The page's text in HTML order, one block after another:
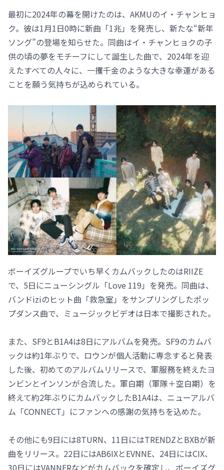
最初に2024年の幕を開けたのは、AKMUのイ・チャンヒョ
ク。彼は1月1日0時に新曲「1兆」を発売し、新たな“新年
ソング”の登場を知らせた。同曲はイ・チャンヒョクの子
供の頃の夢をモチーフにして誕生した曲で、2024年を迎
えたすべての人々に、一攫千金のような大きな幸運がある
ことを願う気持ちが込められている。
ボーイズグループでいち早くカムバックしたのはRIIZE
で、5日にニューシングル「Love 119」を発売。同曲は、
バンドiziのヒット曲「救急室」をサンプリングしたポッ
プダンス曲で、ミュージックビデオは日本で撮影された。
また、SF9とB1A4は8日にアルバムを発売。SF9のカムバ
ックは約1年ぶりで、ロウンが個人活動に専念すると発表
した後、初めてのアルバムリリースで、軍服務を終えたヨ
ンビンとインソンが合流した。軍白期（軍隊＋空白期）を
終えて約2年ぶりにカムバックしたB1A4は、ニューアルバ
ム「CONNECT」にファンへの感謝の気持ちを込めた。
その他にも9日には8TURN、11日にはTRENDZとBXBが新
曲をリリース。22日にはAB6IXとEVNNE、24日にはCIX、
30日にはVANNERなどがカムバックを確定し、ボーイズグ